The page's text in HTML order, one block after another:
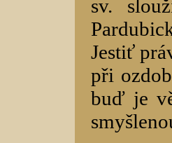
sv.
Jestiť
při
buď je